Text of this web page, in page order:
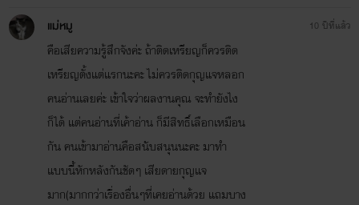
แม่หมู
คือเสียความรู้สึกจังค่ะ ถ้าติดเหรียญก็ควรติด
เหรียญตั้งแต่แรกนะคะ ไม่ควรติดกุญแจหลอก
คนอ่านเลยค่ะ เข้าใจว่าผลงานคุณ จะทำยังไง
ก็ได้ แต่คนอ่านที่เค้าอ่าน ก็มีสิทธิ์เลือกเหมือน
กัน คนเข้ามาอ่านคือสนับสนุนนะคะ มาทำ
แบบนี้หักหลังกันชัดๆ เสียดายกุญแจ
มาก(มากกว่าเรื่องอื่นๆที่เคยอ่านด้วย แถมบาง
10 ปีที่แล้ว